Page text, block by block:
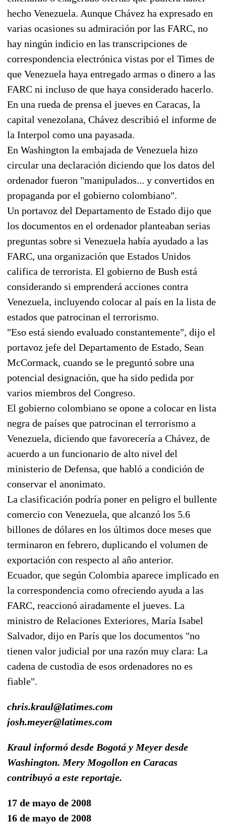
hecho Venezuela. Aunque Chávez ha expresado en
varias ocasiones su admiración por las FARC, no
hay ningún indicio en las transcripciones de
correspondencia electrónica vistas por el Times de
que Venezuela haya entregado armas o dinero a las
FARC ni incluso de que haya considerado hacerlo.
En una rueda de prensa el jueves en Caracas, la
capital venezolana, Chávez describió el informe de
la Interpol como una payasada.
En Washington la embajada de Venezuela hizo
circular una declaración diciendo que los datos del
ordenador fueron "manipulados... y convertidos en
propaganda por el gobierno colombiano".
Un portavoz del Departamento de Estado dijo que
los documentos en el ordenador planteaban serias
preguntas sobre si Venezuela había ayudado a las
FARC, una organización que Estados Unidos
califica de terrorista. El gobierno de Bush está
considerando si emprenderá acciones contra
Venezuela, incluyendo colocar al país en la lista de
estados que patrocinan el terrorismo.
"Eso está siendo evaluado constantemente", dijo el
portavoz jefe del Departamento de Estado, Sean
McCormack, cuando se le preguntó sobre una
potencial designación, que ha sido pedida por
varios miembros del Congreso.
El gobierno colombiano se opone a colocar en lista
negra de países que patrocinan el terrorismo a
Venezuela, diciendo que favorecería a Chávez, de
acuerdo a un funcionario de alto nivel del
ministerio de Defensa, que habló a condición de
conservar el anonimato.
La clasificación podría poner en peligro el bullente
comercio con Venezuela, que alcanzó los 5.6
billones de dólares en los últimos doce meses que
terminaron en febrero, duplicando el volumen de
exportación con respecto al año anterior.
Ecuador, que según Colombia aparece implicado en
la correspondencia como ofreciendo ayuda a las
FARC, reaccionó airadamente el jueves. La
ministro de Relaciones Exteriores, María Isabel
Salvador, dijo en París que los documentos "no
tienen valor judicial por una razón muy clara: La
cadena de custodia de esos ordenadores no es
fiable".
chris.kraul@latimes.com
josh.meyer@latimes.com
Kraul informó desde Bogotá y Meyer desde
Washington. Mery Mogollon en Caracas
contribuyó a este reportaje.
17 de mayo de 2008
16 de mayo de 2008